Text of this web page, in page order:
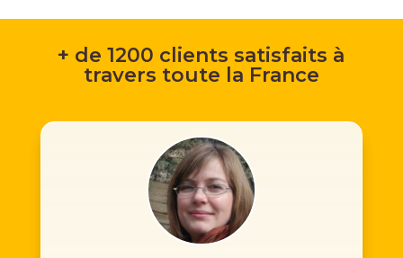
+ de 1200 clients satisfaits à
travers toute la France